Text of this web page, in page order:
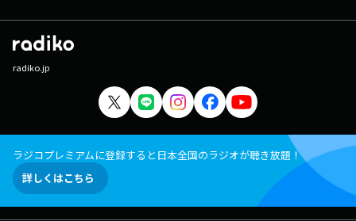
radiko.jp
ラジコプレミアムに登録すると日本全国のラジオが聴き放題！
詳しくはこちら